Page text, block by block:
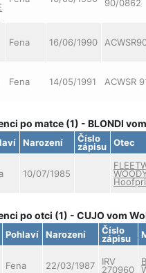
90/0862
Fena 16/06/1990
Fena 14/05/1991 ACWSR
po matce (1) - BLONDI
Narození Číslo
zápisu Otec
10/07/1985
po otci (1) - CUJO vom
Pohlaví Narození Číslo
zápisu
Fena 22/03/1987 IRV
270960